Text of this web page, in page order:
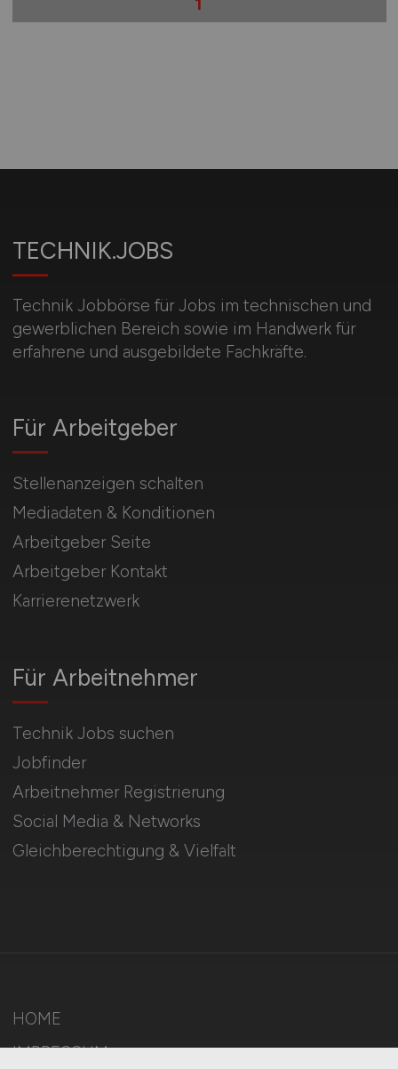
TECHNIK.JOBS
Technik Jobbörse für Jobs im technischen und
gewerblichen Bereich sowie im Handwerk für
erfahrene und ausgebildete Fachkräfte.
Für Arbeitnehmer
Technik Jobs suchen
Jobfinder
Arbeitnehmer Registrierung
Social Media & Networks
Gleichberechtigung & Vielfalt
Für Arbeitgeber
Stellenanzeigen schalten
Mediadaten & Konditionen
Arbeitgeber Seite
Arbeitgeber Kontakt
Karrierenetzwerk
HOME
IMPRESSUM